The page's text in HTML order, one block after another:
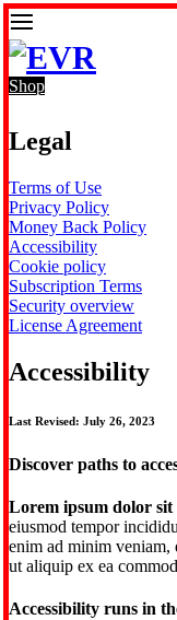
Shop
Legal
Terms of Use
Privacy Policy
Money Back Policy
Accessibility
Cookie policy
Subscription Terms
Security overview
License Agreement
Accessibility
Last Revised: July 26, 2023
Discover paths to
Lorem ipsum dolor sit
eiusmod tempor
enim ad minim veniam,
ut aliquip ex ea
Accessibility runs in